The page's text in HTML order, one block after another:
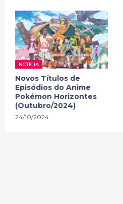
NOTÍCIA
Novos Títulos de
Episódios do Anime
Pokémon Horizontes
(Outubro/2024)
24/10/2024